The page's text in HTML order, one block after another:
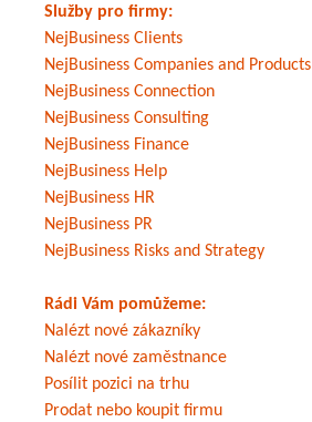
Služby pro firmy:
NejBusiness Clients
NejBusiness Companies and Products
NejBusiness Connection
NejBusiness Consulting
NejBusiness Finance
NejBusiness Help
NejBusiness HR
NejBusiness PR
NejBusiness Risks and Strategy
Rádi Vám pomůžeme:
Nalézt nové zákazníky
Nalézt nové zaměstnance
Posílit pozici na trhu
Prodat nebo koupit firmu